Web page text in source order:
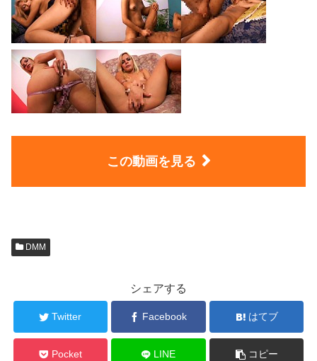
この動画を見る
DMM
シェアする
Twitter Facebook はてブ
Pocket LINE コピー